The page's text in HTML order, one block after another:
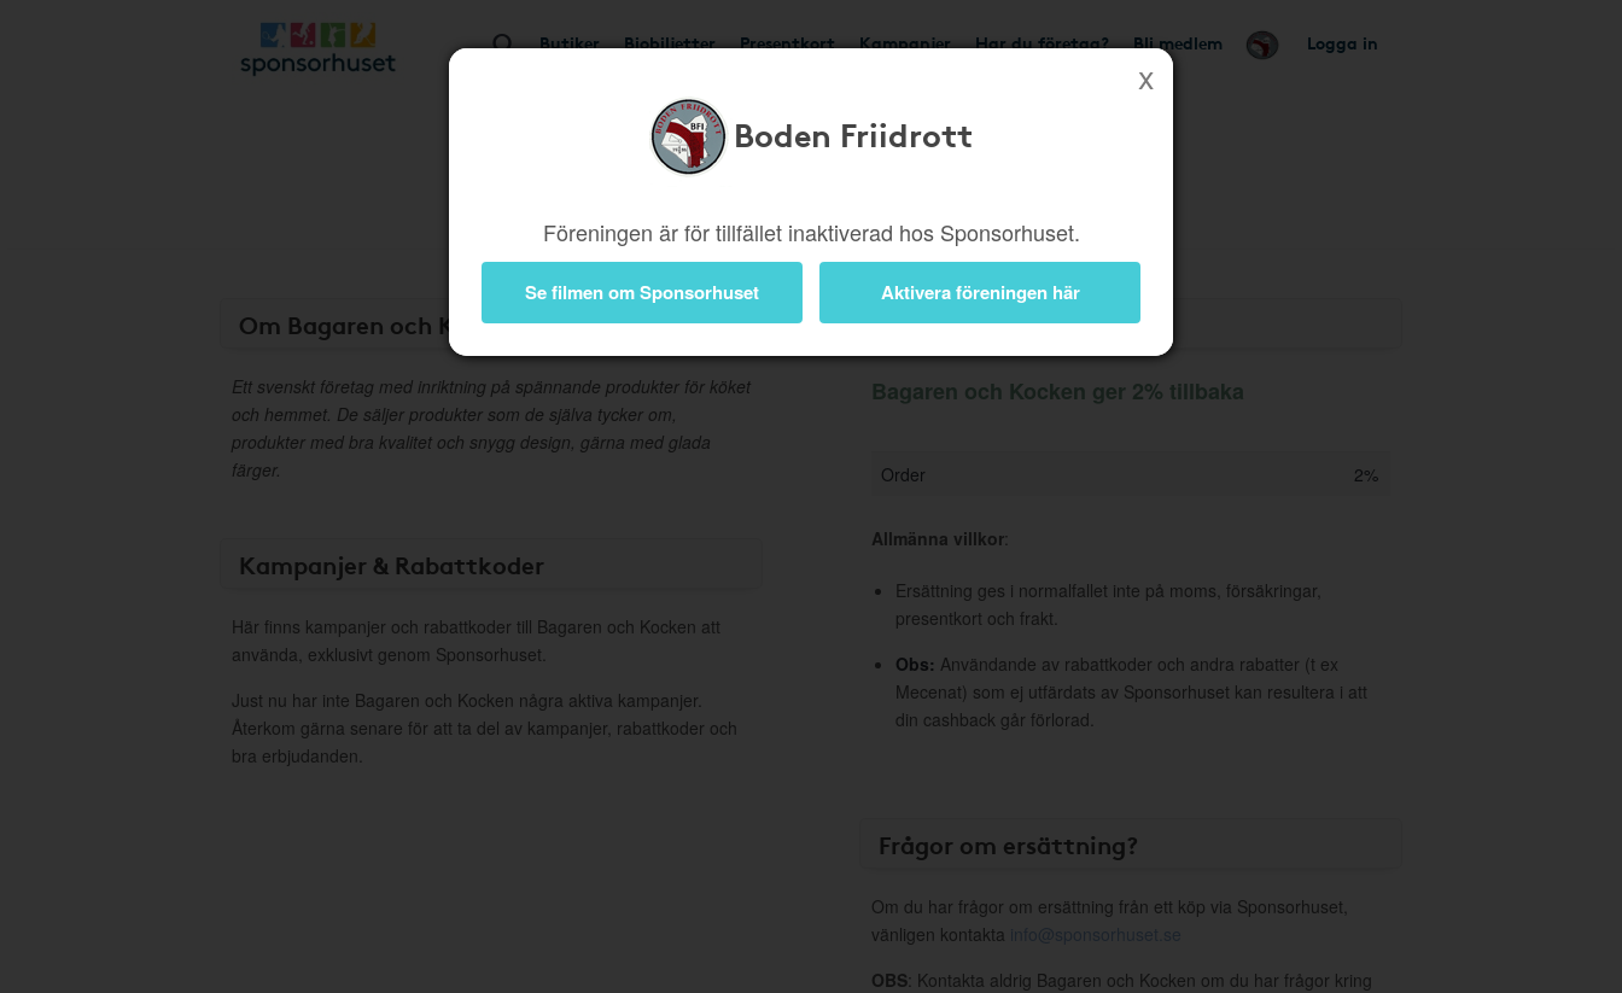
Butiker Biobiljetter Presentkort Kampanjer Har du företag? Bli medlem Logga in
Boden Friidrott
Föreningen är för tillfället inaktiverad hos Sponsorhuset.
Se filmen om Sponsorhuset Aktivera föreningen här
Om Bagaren och Kocken
Ett svenskt företag med inriktning på spännande produkter för köket
och hemmet. De säljer produkter som de själva tycker om,
produkter med bra kvalitet och snygg design, gärna med glada
färger.
Kampanjer & Rabattkoder
Här finns kampanjer och rabattkoder till Bagaren och Kocken att
använda, exklusivt genom Sponsorhuset.
Just nu har inte Bagaren och Kocken några aktiva kampanjer.
Återkom gärna senare för att ta del av kampanjer, rabattkoder och
bra erbjudanden.
Information
Bagaren och Kocken ger 2% tillbaka
Order 2%
Allmänna villkor:
Ersättning ges i normalfallet inte på moms, försäkringar,
presentkort och frakt.
Obs: Användande av rabattkoder och andra rabatter (t ex
Mecenat) som ej utfärdats av Sponsorhuset kan resultera i att
din cashback går förlorad.
Frågor om ersättning?
Om du har frågor om ersättning från ett köp via Sponsorhuset,
vänligen kontakta info@sponsorhuset.se
OBS: Kontakta aldrig Bagaren och Kocken om du har frågor kring